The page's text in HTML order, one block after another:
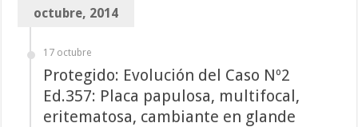
octubre, 2014
17 octubre
Protegido: Evolución del Caso Nº2
Ed.357: Placa papulosa, multifocal,
eritematosa, cambiante en glande